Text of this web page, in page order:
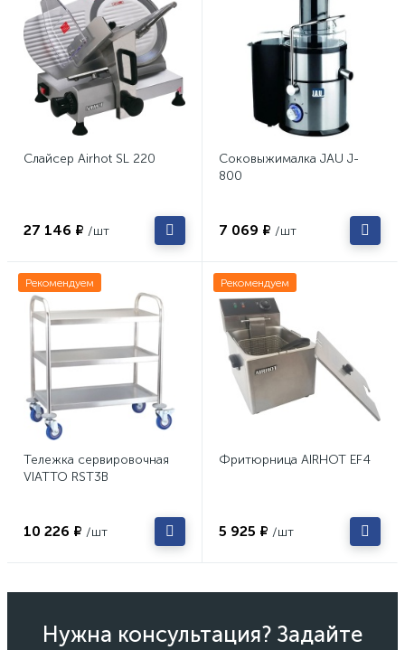
Слайсер Airhot SL 220
27 146 ₽ /шт
Соковыжималка JAU J-
800
7 069 ₽ /шт
Рекомендуем
Тележка сервировочная
VIATTO RST3B
10 226 ₽ /шт
Рекомендуем
Фритюрница AIRHOT EF4
5 925 ₽ /шт
Нужна консультация? Задайте